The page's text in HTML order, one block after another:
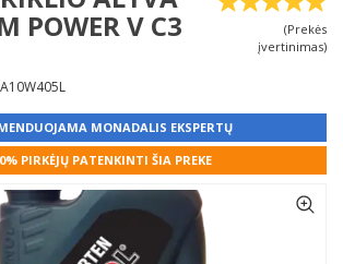
POWER V C3
(Prekės
įvertinimas)
MONADALIS EKSPERTŲ
PIRKĖJŲ PATENKINTI ŠIA PREKE